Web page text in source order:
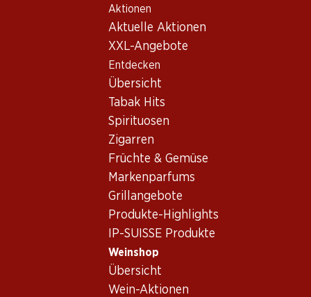
Aktionen
Aktuelle Aktionen
XXL-Angebote
Entdecken
Übersicht
Tabak Hits
Spirituosen
Zigarren
Früchte & Gemüse
Markenparfums
Grillangebote
Produkte-Highlights
IP-SUISSE Produkte
Weinshop
Übersicht
Wein-Aktionen
Wein Sortiment
Listel Grain de Gris Rosé
Château Saint-Estève
Corbières AOP